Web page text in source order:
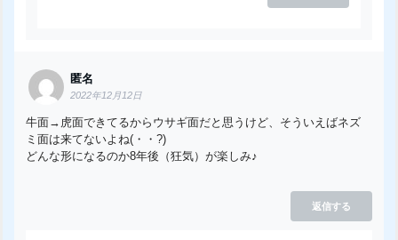
匿名
2022年12月12日
牛面→虎面できてるからウサギ面だと思うけど、そういえばネズ
ミ面は来てないよね(・・?)
どんな形になるのか8年後（狂気）が楽しみ♪
返信する